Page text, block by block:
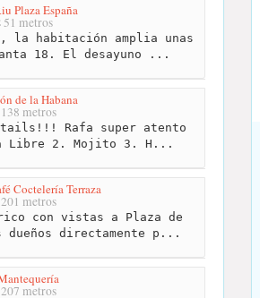
Plaza España
51 metros
la habitación amplia unas
18. El desayuno ...
de la Habana
metros
Rafa super atento
Libre 2. Mojito 3. H...
Coctelería Terraza
metros
con vistas a Plaza de
dueños directamente p...
metros